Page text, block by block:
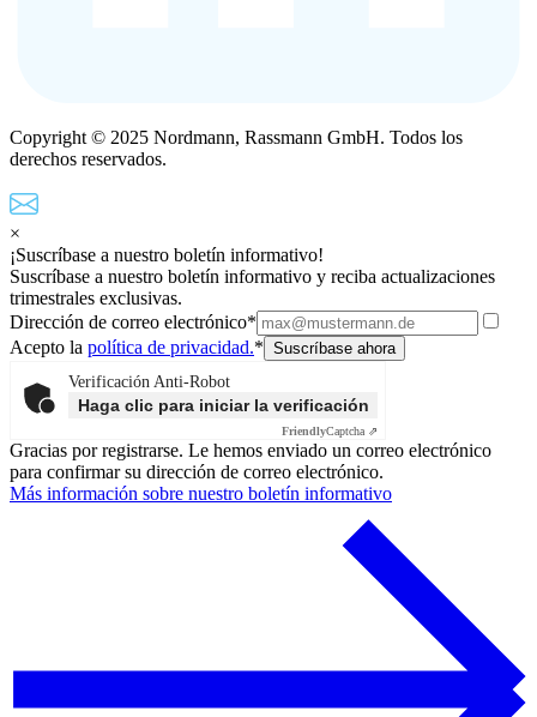
Copyright © 2025 Nordmann, Rassmann GmbH. Todos los
derechos reservados.
×
¡Suscríbase a nuestro boletín informativo!
Suscríbase a nuestro boletín informativo y reciba actualizaciones
trimestrales exclusivas.
Dirección de correo electrónico*
Acepto la política de privacidad.*
Verificación Anti-Robot
Haga clic para iniciar la verificación
FriendlyCaptcha ⇗
Gracias por registrarse. Le hemos enviado un correo electrónico
para confirmar su dirección de correo electrónico.
Más información sobre nuestro boletín informativo